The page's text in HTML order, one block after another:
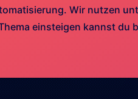
Wir nutzen
einsteigen kannst du